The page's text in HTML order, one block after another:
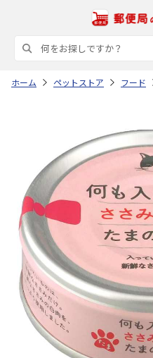
ホーム ペットストア フード